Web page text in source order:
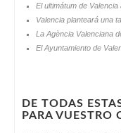
El ultimátum de
Valencia planteará una
La Agència Valenciana
El Ayuntamiento de
DE TODAS
PARA VUESTRO